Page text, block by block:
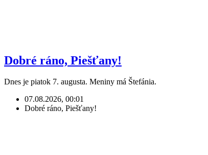
Dobré ráno, Piešťany!
Dnes je piatok 7. augusta. Meniny má Štefánia.
07.08.2026, 00:01
Dobré ráno, Piešťany!